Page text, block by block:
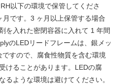
以下の環境で保管してくださ
です。3 ヶ月以上保管する場合
を入れた密閉容器に入れて 1 年間
のLEDリードフレームは、銀メッ
すので、腐食性物質を含む環境
けることがあります。LEDの腐
るような環境は避けてください。